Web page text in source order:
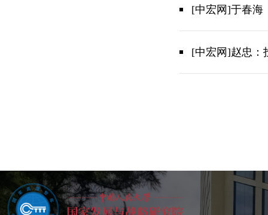
[中宏网]于春海
[中宏网]赵忠：